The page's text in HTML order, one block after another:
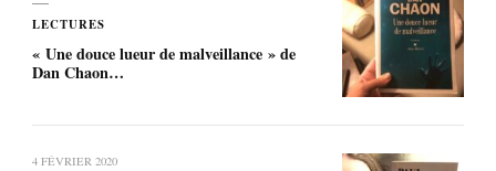
LECTURES
« Une douce lueur de malveillance » de
Dan Chaon…
4 FÉVRIER 2020